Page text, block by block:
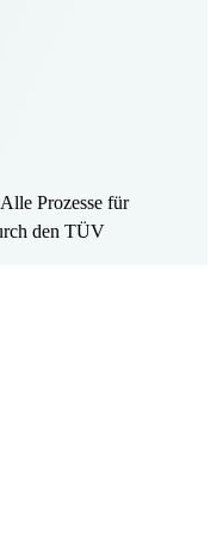
Alle Prozesse für
den TÜV